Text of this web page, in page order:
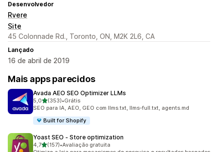
Desenvolvedor
Rvere
Site
45 Colonnade Rd., Toronto, ON, M2K 2L6, CA
Lançado
16 de abril de 2019
Mais apps parecidos
Avada AEO SEO Optimizer LLMs
5,0de 5 estrelas
(353)
353 avaliações ao todo
•Grátis
SEO para IA, AEO, GEO com llms.txt, llms-full.txt, agents.md
Built for Shopify
Yoast SEO ‑ Store optimization
4,7de 5 estrelas
(157)
157 avaliações ao todo
•Avaliação gratuita